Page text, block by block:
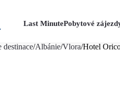
Last MinutePobytové
destinace/Albánie/Vlora/Hotel